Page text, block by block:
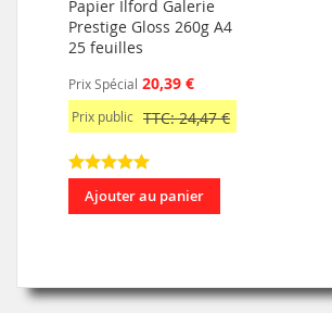
Papier Ilford Galerie
Prestige Gloss 260g A4
25 feuilles
Prix Spécial 20,39 €
Prix public TTC: 24,47 €
Ajouter au panier